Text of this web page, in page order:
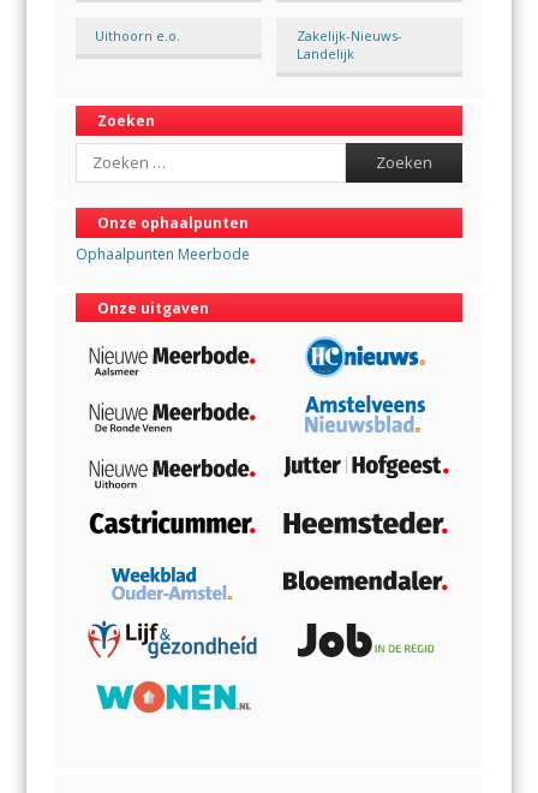
Uithoorn e.o.
Zakelijk-Nieuws-
Landelijk
Zoeken
Search
Onze ophaalpunten
Ophaalpunten Meerbode
Onze uitgaven